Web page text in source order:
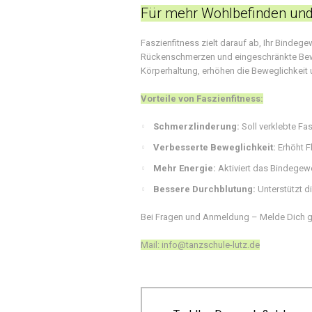
Für mehr Wohlbefinden
Faszienfitness zielt darauf ab, Ihr
Rückenschmerzen und eingeschränkte
Körperhaltung, erhöhen die Beweglichkeit
Vorteile von Faszienfitness:
Schmerzlinderung: Soll verklebte
Verbesserte Beweglichkeit: Erhöht
Mehr Energie: Aktiviert das
Bessere Durchblutung: Unterstützt
Bei Fragen und Anmeldung – Melde Dich
Mail: info@tanzschule-lutz.de